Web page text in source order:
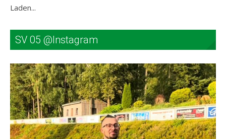
Laden...
SV 05 @Instagram